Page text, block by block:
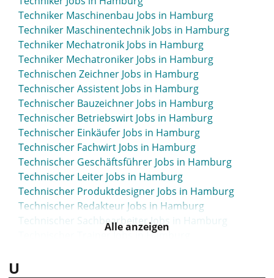
Servicekraft Jobs in Hamburg
Service Manager Jobs in Hamburg
Servicemitarbeiter Jobs in Hamburg
Servicetechniker Jobs in Hamburg
Shipping Jobs in Hamburg
Sicherheit Jobs in Hamburg
Social Manager Jobs in Hamburg
Social Media Jobs in Hamburg
Social Media Manager Jobs in Hamburg
Softwareentwickler Jobs in Hamburg
Softwareentwicklung Jobs in Hamburg
Software Ingenieur Jobs in Hamburg
Software Tester Jobs in Hamburg
Software-Tester Jobs in Hamburg
Solar Jobs in Hamburg
Solution Advisor Jobs in Hamburg
Sozial Jobs in Hamburg
Techniker Maschinenbau Jobs in Hamburg
Techniker Maschinentechnik Jobs in Hamburg
Techniker Mechatronik Jobs in Hamburg
Techniker Mechatroniker Jobs in Hamburg
Technischen Zeichner Jobs in Hamburg
Technischer Assistent Jobs in Hamburg
Technischer Bauzeichner Jobs in Hamburg
Technischer Betriebswirt Jobs in Hamburg
Technischer Einkäufer Jobs in Hamburg
Technischer Fachwirt Jobs in Hamburg
Technischer Geschäftsführer Jobs in Hamburg
Technischer Leiter Jobs in Hamburg
Technischer Produktdesigner Jobs in Hamburg
Technischer Redakteur Jobs in Hamburg
Technischer Sachbearbeiter Jobs in Hamburg
Technischer Trainer Jobs in Hamburg
Technischer Zeichner Jobs in Hamburg
Alle anzeigen
U